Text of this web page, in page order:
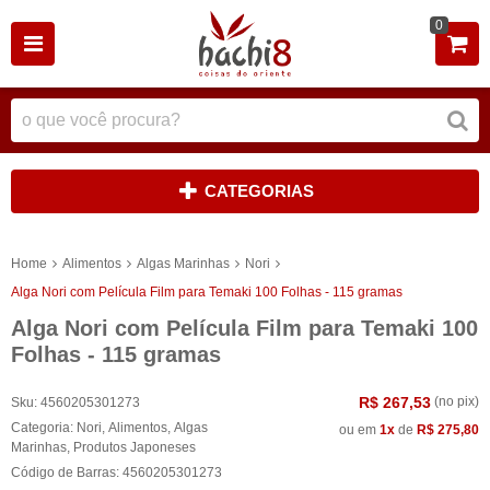
0
CATEGORIAS
Home Alimentos Algas Marinhas
Nori
Alga Nori com Película Film para Temaki 100 Folhas - 115 gramas
Alga Nori com Película Film para Temaki 100
Folhas - 115 gramas
Sku: 4560205301273
Categoria: Nori Alimentos Algas
Marinhas Produtos Japoneses
Código de Barras: 4560205301273
R$ 267,53 (no pix)
ou em 1x de R$ 275,80